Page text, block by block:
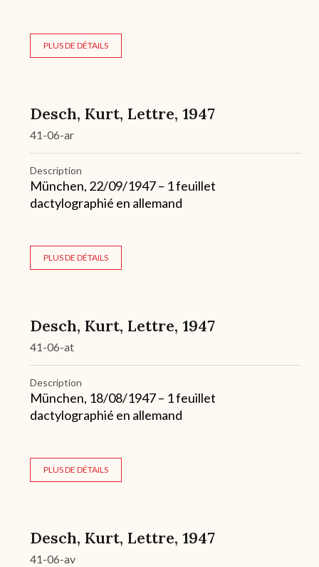
PLUS DE DÉTAILS
Desch, Kurt, Lettre, 1947
41-06-ar
Description
München, 22/09/1947 – 1 feuillet
dactylographié en allemand
PLUS DE DÉTAILS
Desch, Kurt, Lettre, 1947
41-06-at
Description
München, 18/08/1947 – 1 feuillet
dactylographié en allemand
PLUS DE DÉTAILS
Desch, Kurt, Lettre, 1947
41-06-av